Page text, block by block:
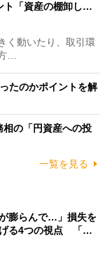
ト「資産の棚卸し…
く動いたり、取引環
…
たのかポイントを解
相の「円資産への投
一覧を見る
膨らんで…」損失を
げる4つの視点 「…